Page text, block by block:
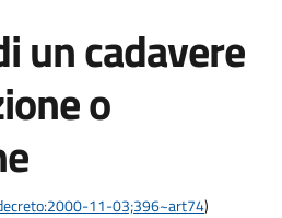
un cadavere
o
11-03;396~art74)